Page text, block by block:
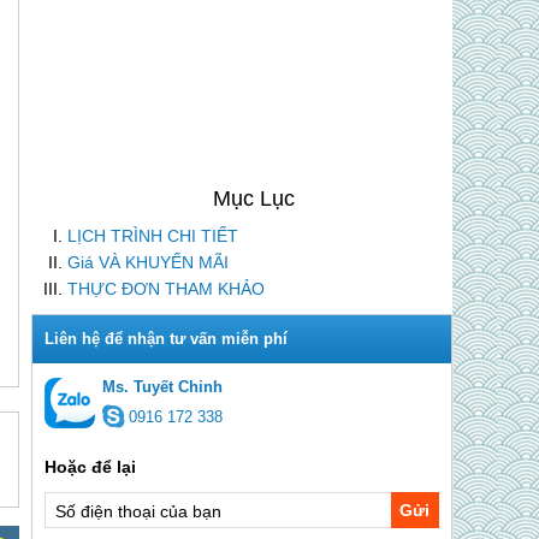
LỊCH TRÌNH CHI TIẾT
Giá VÀ KHUYẾN MÃI
THỰC ĐƠN THAM KHẢO
Ms. Tuyết Chinh
0916 172 338
Gửi